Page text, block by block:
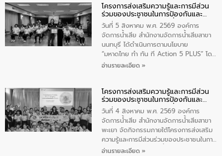
วัดสิงห์ จังหวัดชัยนาท โดยมีนายแสงชัย
สุขชื่น นายกเทศมนตรีตำบลวัดสิงห์ คณะผู้
บริหารเทศบาลตำบลวัดสิงห์ ผู้นำชุมชน และ
ประชาชนในพื้นที่เทศบาลตำบลวัดสิงก์ที่มี
ส่วนได้ส่วนเสียในโครงก่อสร้างศูนย์บริหาร
จัดการคุณภาพน้ำเทศบาลตำบลวัดสิงห์
จังหวัดชัยนาท ให้การต้อนรับ
โครงการส่งเสริมความรู้และการมีส่วน
ร่วมของประชาชนในการป้องกันและ
แก้ไขปัญหาน้ำเสียอย่างยั่งยืน
วันที่ 5 สิงหาคม พ.ศ. 2569 องค์การ
จัดการน้ำเสีย สำนักงานจัดการน้ำเสียสาขา
นนทบุรี ได้ดำเนินการตามนโยบาย
“มหาดไทย ทำ ทัน ที Action 5 PLUS” โดย
จัดโครงการส่งเสริมความรู้และการมีส่วน
“ชุมชนร่วมใจ น้ำใสยั่งยืน” ได้บรรยายให้
ความรู้เกี่ยวกับการจัดการน้ำเสียและการใช้
ถังดักไขมันให้แก่นักเรียนโรงเรียนวัดบ่อ
(นันทวิทยา) เทศบาลนครปากเกร็ด อำเภอ
ปากเกร็ด จังหวัดนนทบุรี จำนวน 30 คน
อ่านรายละเอียด »
โครงการส่งเสริมความรู้และการมีส่วน
ร่วมของประชาชนในการป้องกันและ
แก้ไขปัญหาน้ำเสียอย่างยั่งยืน
วันที่ 4 สิงหาคม พ.ศ. 2569 องค์การ
จัดการน้ำเสีย สำนักงานจัดการน้ำเสียสาขา
พะเยา จัดกิจกรรมภายใต้โครงการส่งเสริม
ความรู้และการมีส่วนร่วมของประชาชนในการ
ป้องกันและแก้ไขปัญหาน้ำเสียอย่างยั่งยืน
อ่านรายละเอียด »